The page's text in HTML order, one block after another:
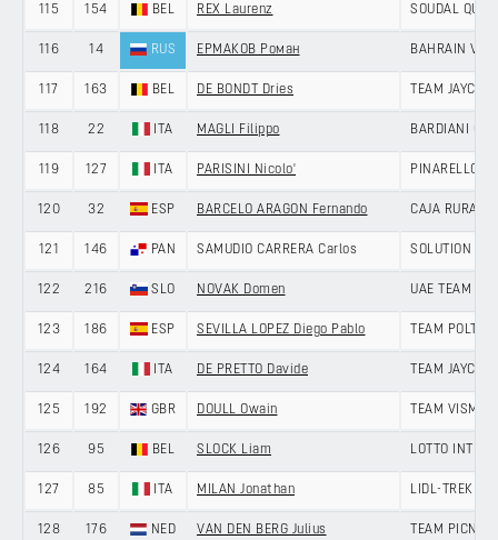
115 154 BEL REX Laurenz SOUDAL
116 14 RUS ЕРМАКОВ Роман BAHRAIN
117 163 BEL DE BONDT Dries TEAM JAYCO
118 22 ITA MAGLI Filippo BARDIANI
119 127 ITA PARISINI Nicolo' PINARELLO-
120 32 ESP BARCELO ARAGON Fernando CAJA RURAL-
121 146 PAN SAMUDIO CARRERA Carlos SOLUTION
122 216 SLO NOVAK Domen UAE TEAM
123 186 ESP SEVILLA LOPEZ Diego Pablo TEAM POLTI
124 164 ITA DE PRETTO Davide TEAM JAYCO
125 192 GBR DOULL Owain TEAM VISMA
126 95 BEL SLOCK Liam LOTTO
127 85 ITA MILAN Jonathan LIDL-TREK
128 176 NED VAN DEN BERG Julius TEAM PICNIC